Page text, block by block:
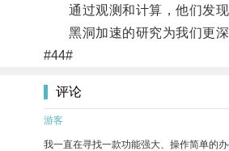
通过观测和计算，他们发现
黑洞加速的研究为我们更深
#44#
评论
游客
我一直在寻找一款功能强大、操作简单的